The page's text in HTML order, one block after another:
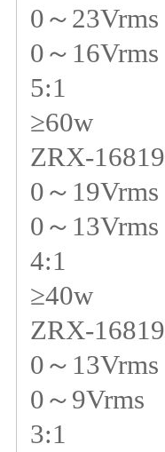
0～23Vrms
0～16Vrms
5:1
≥60w
ZRX-
0～19Vrms
0～13Vrms
4:1
≥40w
ZRX-
0～13Vrms
0～9Vrms
3:1